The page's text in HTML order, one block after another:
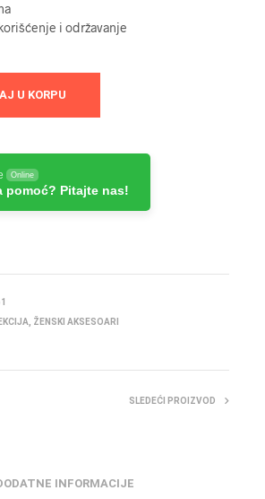
i održavanje
U KORPU
Online
pomoć? Pitajte nas!
ŽENSKI AKSESOARI
SLEDEĆI PROIZVOD
INFORMACIJE